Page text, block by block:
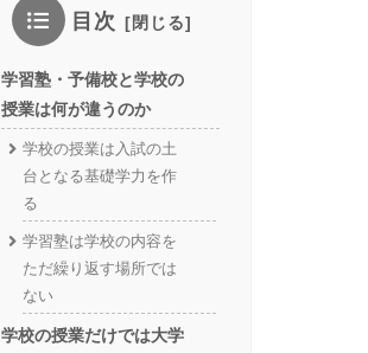
目次
学習塾・予備校と学校の
授業は何が違うのか
学校の授業は入試の土
台となる基礎学力を作
る
学習塾は学校の内容を
ただ繰り返す場所では
ない
学校の授業だけでは大学